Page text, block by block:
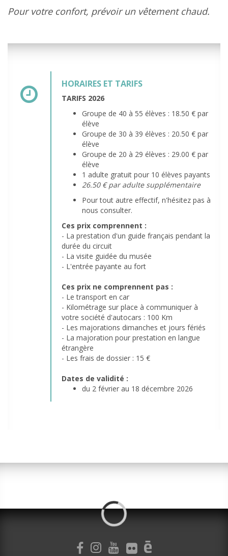
Pour votre confort, prévoir un vêtement chaud.
HORAIRES ET TARIFS
TARIFS 2026
Groupe de 40 à 55 élèves : 18.50 € par
élève
Groupe de 30 à 39 élèves : 20.50 € par
élève
Groupe de 20 à 29 élèves : 29.00 € par
élève
1 adulte gratuit pour 10 élèves payants
26.50 € par adulte supplémentaire
Pour tout autre effectif, n'hésitez pas à
nous consulter.
Ces prix comprennent :
- La prestation d'un guide français pendant la
durée du circuit
- La visite guidée du musée
- L'entrée payante au fort
Ces prix ne comprennent pas :
- Le transport en car
- Kilométrage sur place à communiquer à
votre société d'autocars : 100 Km
- Les majorations dimanches et jours fériés
- La majoration pour prestation en langue
étrangère
- Les frais de dossier : 15 €
Dates de validité :
du 2 février au 18 décembre 2026